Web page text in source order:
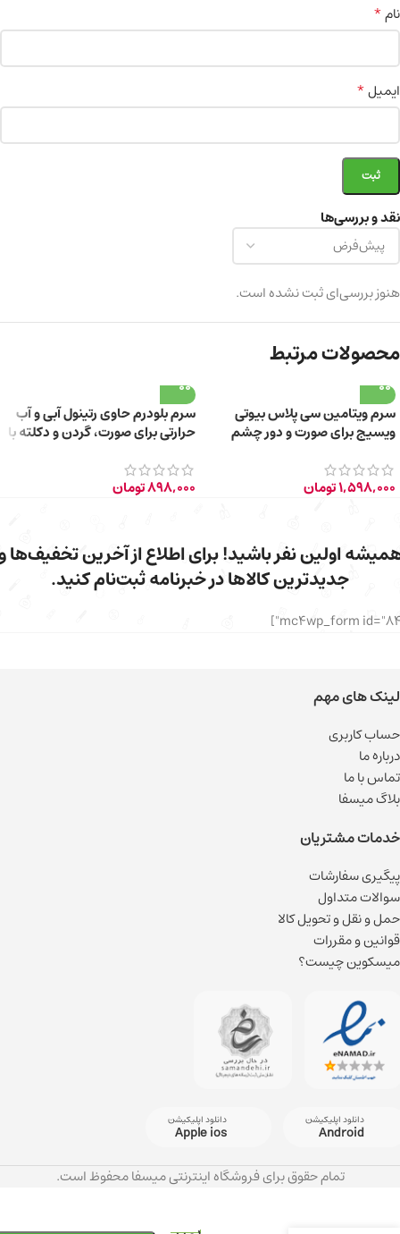
نقد و بررسی‌ها
هنوز بررسی‌ای ثبت نشده است.
نام*
ایمیل*
محصولات مرتبط
سرم ویتامین سی پلاس بیوتی
ویسیج برای صورت و دور چشم
1,598,000تومان
سرم بلودرم حاوی رتینول آبی و آب
حرارتی برای صورت، گردن و دکلته با
898,000تومان
اولین نفر باشید! برای اطلاع از آخرین تخفیف‌ها
جدیدترین کالاها در خبرنامه ثبت‌نام کنید.
لینک های مهم
حساب کاربری
درباره ما
تماس با ما
بلاگ میسفا
خدمات مشتریان
پیگیری سفارشات
سوالات متداول
حمل و نقل و تحویل کالا
قوانین و مقررات
میسکوین چیست؟
دانلود اپلیکیشن
Android
دانلود اپلیکیشن
Apple ios
تمام حقوق برای فروشگاه اینترنتی میسفا محفوظ است.